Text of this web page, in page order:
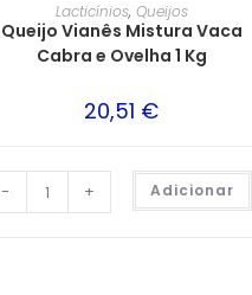
Lacticínios, Queijos
Queijo Vianês Mistura Vaca
Cabra e Ovelha 1 Kg
20,51 €
- + Adicionar